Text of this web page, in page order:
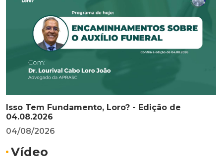
Isso Tem Fundamento, Loro? - Edição de
04.08.2026
04/08/2026
Vídeo